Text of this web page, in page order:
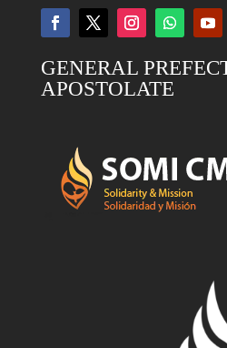
GENERAL
APOSTOLATE